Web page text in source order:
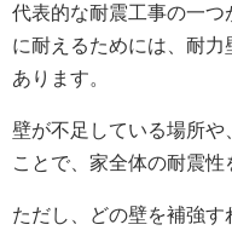
代表的な耐震工事の一
に耐えるためには、耐
あります。
壁が不足している場所や
ことで、家全体の耐震性
ただし、どの壁を補強す